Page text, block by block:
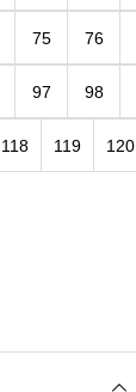
75 76
97 98
118 119 120